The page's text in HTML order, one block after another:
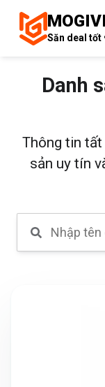
MOGIVI
Săn deal tốt
Danh
Thông tin
sản uy tín